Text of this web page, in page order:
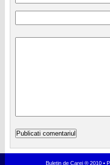
Buletin de Carei ® 2010 •